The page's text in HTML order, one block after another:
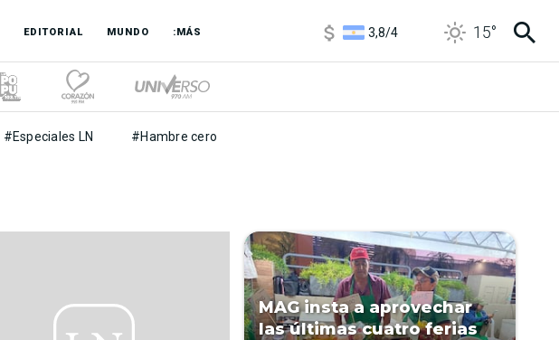
EDITORIAL MUNDO :MÁS
3,8/4
15°
#Especiales LN #Hambre cero
MAG insta a aprovechar
las últimas cuatro ferias